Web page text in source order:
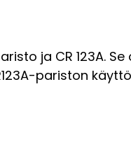
ja CR
pariston